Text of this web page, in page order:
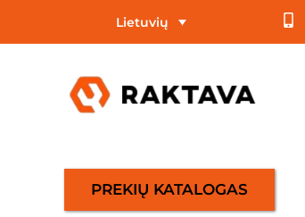
Lietuvių
PREKIŲ KATALOGAS